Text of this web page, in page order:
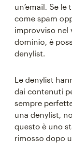
un’email. Se
come spam
improvviso nel
dominio, è
denylist.
Le denylist
dai contenuti
sempre
una denylist,
questo è uno
rimosso dopo